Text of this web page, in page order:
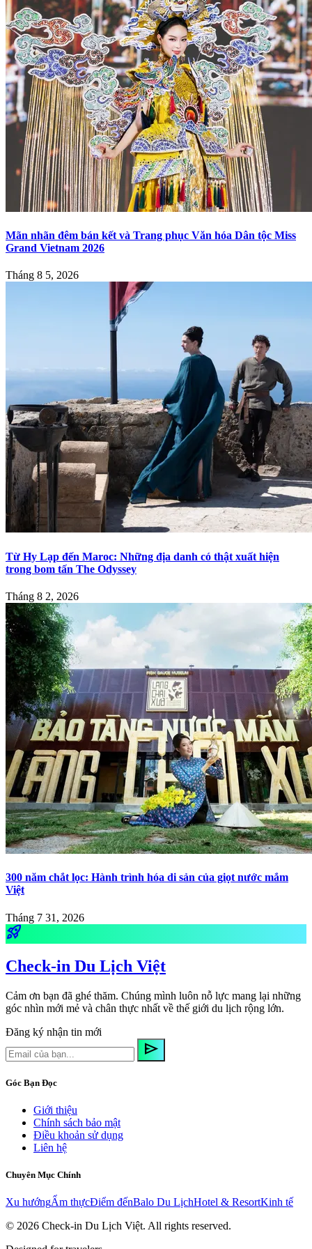
Mãn nhãn đêm bán kết và Trang phục Văn hóa Dân tộc Miss
Grand Vietnam 2026
Tháng 8 5, 2026
Từ Hy Lạp đến Maroc: Những địa danh có thật xuất hiện
trong bom tấn The Odyssey
Tháng 8 2, 2026
300 năm chắt lọc: Hành trình hóa di sản của giọt nước mắm
Việt
Tháng 7 31, 2026
rocket_launch
Check-in Du Lịch Việt
Cảm ơn bạn đã ghé thăm. Chúng mình luôn nỗ lực mang lại những
góc nhìn mới mẻ và chân thực nhất về thế giới du lịch rộng lớn.
Đăng ký nhận tin mới
send
Góc Bạn Đọc
Giới thiệu
Chính sách bảo mật
Điều khoản sử dụng
Liên hệ
Chuyên Mục Chính
Xu hướngẨm thựcĐiểm đếnBalo Du LịchHotel & ResortKinh tế
© 2026 Check-in Du Lịch Việt. All rights reserved.